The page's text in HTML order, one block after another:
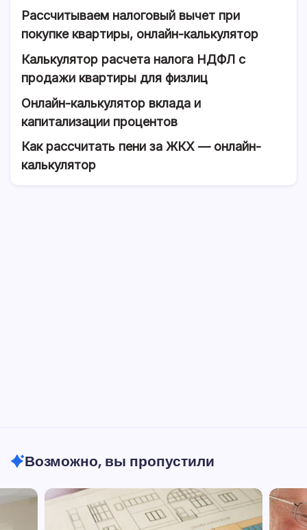
Рассчитываем налоговый вычет при
покупке квартиры, онлайн-калькулятор
Калькулятор расчета налога НДФЛ с
продажи квартиры для физлиц
Онлайн-калькулятор вклада и
капитализации процентов
Как рассчитать пени за ЖКХ — онлайн-
калькулятор
Возможно, вы пропустили